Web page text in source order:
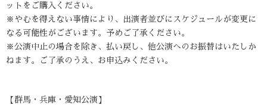
ットをご購入ください。
※やむを得えない事情により、出演者並びにスケジュールが変更に
なる可能性がございます。予めご了承ください。
※公演中止の場合を除き、払い戻し、他公演へのお振替はいたしか
ねます。ご了承のうえ、お申込みください。
【群馬・兵庫・愛知公演】